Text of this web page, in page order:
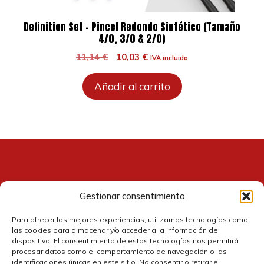
Gestionar consentimiento
Para ofrecer las mejores experiencias, utilizamos tecnologías como
las cookies para almacenar y/o acceder a la información del
dispositivo. El consentimiento de estas tecnologías nos permitirá
procesar datos como el comportamiento de navegación o las
identificaciones únicas en este sitio. No consentir o retirar el
Definition Set – Pincel Redondo Sintético (Tamaño
4/0, 3/0 & 2/0)
11,14€
El
original
era:
10,03 €El
actual
es:
IVA incluido
Añadir al carrito
Contacto